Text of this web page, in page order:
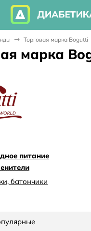
Торговая марка Bogutti
марка
питание
батончики